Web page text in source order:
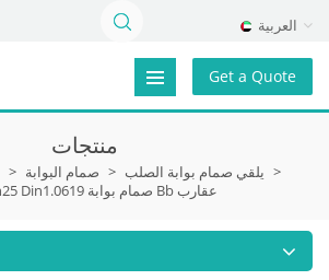
العربية
Get a Quote
منتجات
> صمام البوابة > يلقي صمام بوابة الصلب >
Dn80 Pn25 Din1.0619 صمام بوابة Bb عقارب